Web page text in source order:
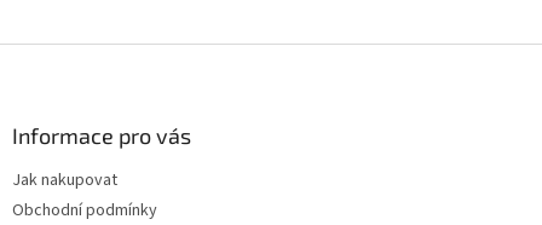
Informace pro vás
Jak nakupovat
Obchodní podmínky